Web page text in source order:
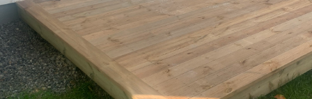
Samarbetspartner
100+